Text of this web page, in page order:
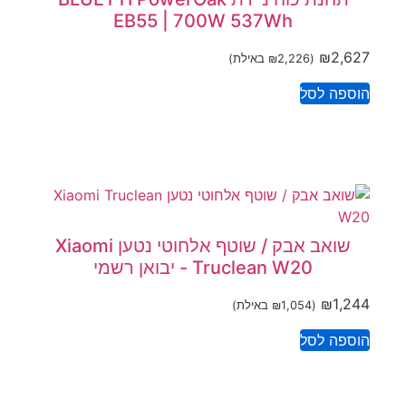
EB55 | 700W 537Wh
₪2,627
(
₪2,226 באילת)
הוספה לסל
שואב אבק / שוטף אלחוטי נטען Xiaomi
Truclean W20 - יבואן רשמי
₪1,244
(
₪1,054 באילת)
הוספה לסל